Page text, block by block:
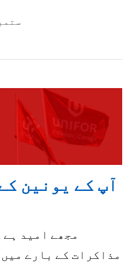
10 ستمبر
آپ کے یونین
مجھے امید
مذاکرات کے بارے